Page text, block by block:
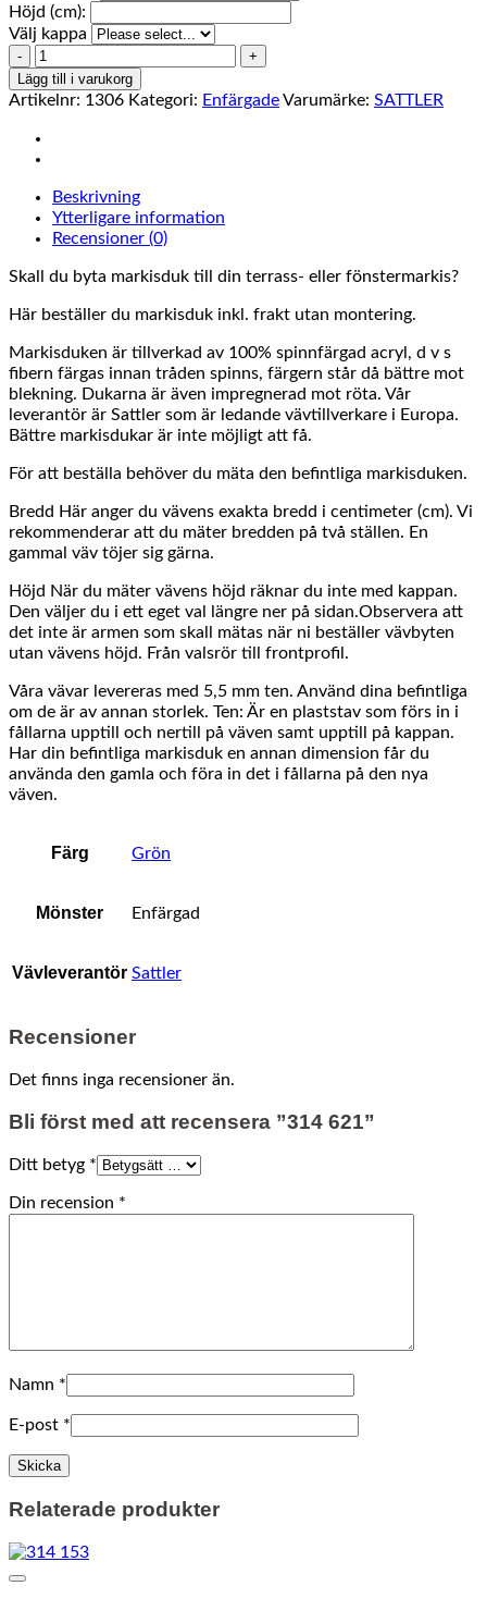
Höjd (cm):
Välj kappa
314
621
mängd
Lägg till i varukorg
Artikelnr: 1306 Kategori: EnfärgadeVarumärke: SATTLER
Beskrivning
Ytterligare information
Recensioner (0)
Skall du byta markisduk till din terrass- eller fönstermarkis?
Här beställer du markisduk inkl. frakt utan montering.
Markisduken är tillverkad av 100% spinnfärgad acryl, d v s
fibern färgas innan tråden spinns, färgern står då bättre mot
blekning. Dukarna är även impregnerad mot röta. Vår
leverantör är Sattler som är ledande vävtillverkare i Europa.
Bättre markisdukar är inte möjligt att få.
För att beställa behöver du mäta den befintliga markisduken.
Bredd Här anger du vävens exakta bredd i centimeter (cm). Vi
rekommenderar att du mäter bredden på två ställen. En
gammal väv töjer sig gärna.
Höjd När du mäter vävens höjd räknar du inte med kappan.
Den väljer du i ett eget val längre ner på sidan.Observera att
det inte är armen som skall mätas när ni beställer vävbyten
utan vävens höjd. Från valsrör till frontprofil.
Våra vävar levereras med 5,5 mm ten. Använd dina befintliga
om de är av annan storlek. Ten: Är en plaststav som förs in i
fållarna upptill och nertill på väven samt upptill på kappan.
Har din befintliga markisduk en annan dimension får du
använda den gamla och föra in det i fållarna på den nya
väven.
Färg Grön
Mönster Enfärgad
Vävleverantör Sattler
Recensioner
Det finns inga recensioner än.
Bli först med att recensera ”314 621”
Ditt betyg *
Din recension *
Namn *
E-post *
Relaterade produkter